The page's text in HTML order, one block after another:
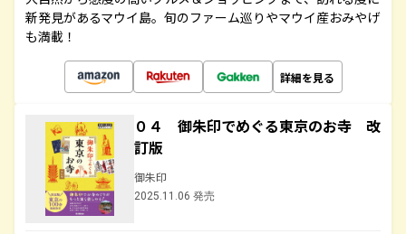
新発見があるマウイ島。旬のファーム巡りやマウイ産おみやげ
も満載！
詳細を見る
０４ 御朱印でめぐる東京のお寺 改
訂版
御朱印
2025.11.06 発売